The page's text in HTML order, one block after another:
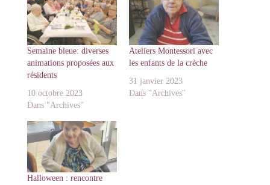
Semaine bleue: diverses
animations proposées aux
résidents
10 octobre 2023
Dans "Archives"
Ateliers Montessori avec
les enfants de la crèche
31 janvier 2023
Dans "Archives"
Halloween : rencontre